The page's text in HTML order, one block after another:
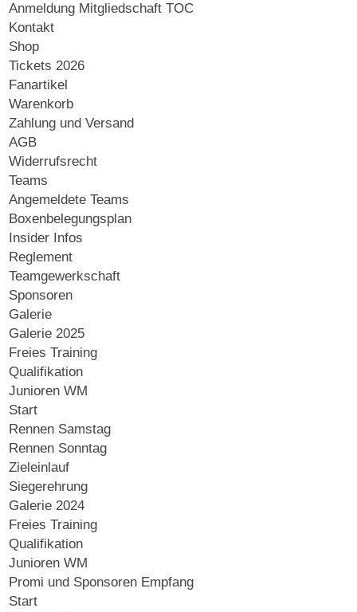
Anmeldung Mitgliedschaft TOC
Kontakt
Shop
Tickets 2026
Fanartikel
Warenkorb
Zahlung und Versand
AGB
Widerrufsrecht
Teams
Angemeldete Teams
Boxenbelegungsplan
Insider Infos
Reglement
Teamgewerkschaft
Sponsoren
Galerie
Galerie 2025
Freies Training
Qualifikation
Junioren WM
Start
Rennen Samstag
Rennen Sonntag
Zieleinlauf
Siegerehrung
Galerie 2024
Freies Training
Qualifikation
Junioren WM
Promi und Sponsoren Empfang
Start